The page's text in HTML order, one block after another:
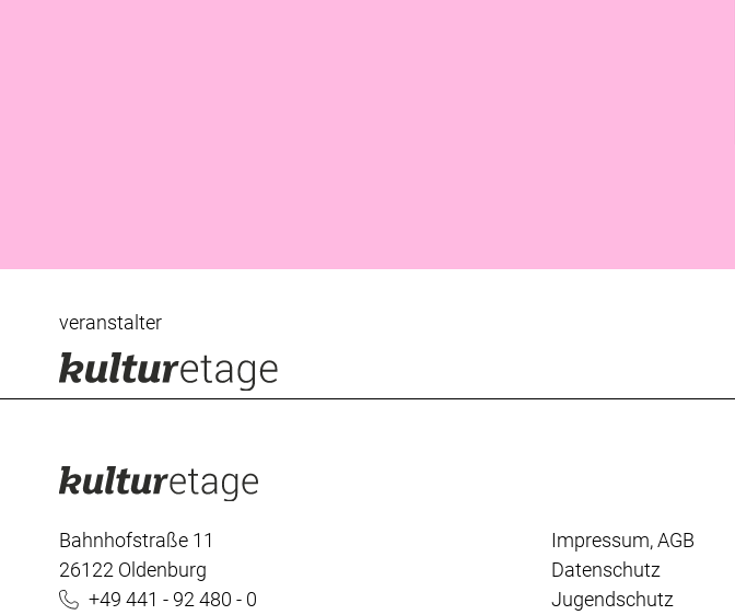
veranstalter
Bahnhofstraße 11
26122 Oldenburg
+49 441 - 92 480 - 0
Impressum,AGB
Datenschutz
Jugendschutz